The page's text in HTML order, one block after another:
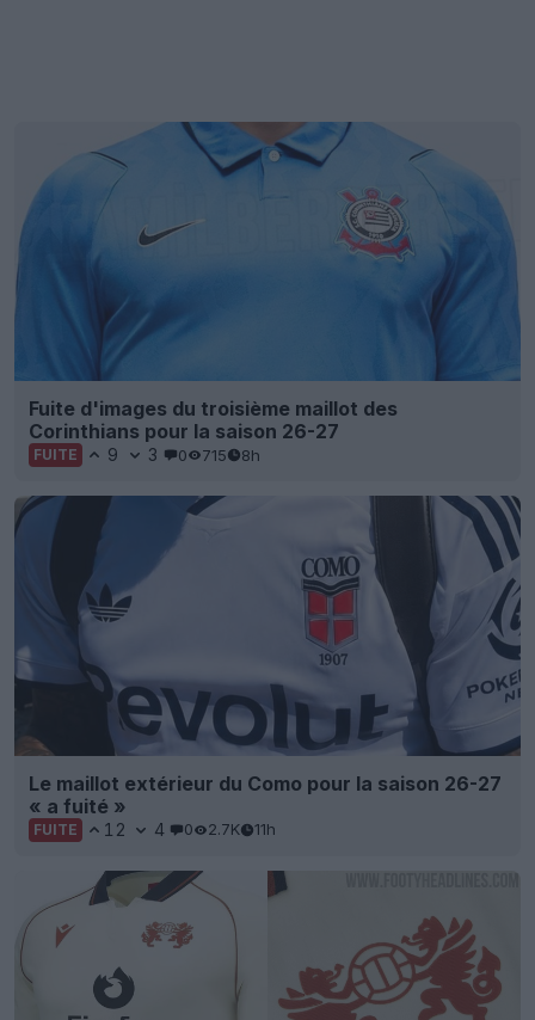
Fuite d'images du troisième maillot des
Corinthians pour la saison 26-27
FUITE 9 3 0 715 8h
Le maillot extérieur du Como pour la saison 26-27
« a fuité »
FUITE 12 4 0 2.7K 11h